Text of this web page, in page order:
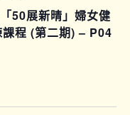
50展新晴」婦女健
程 (第二期) – P04